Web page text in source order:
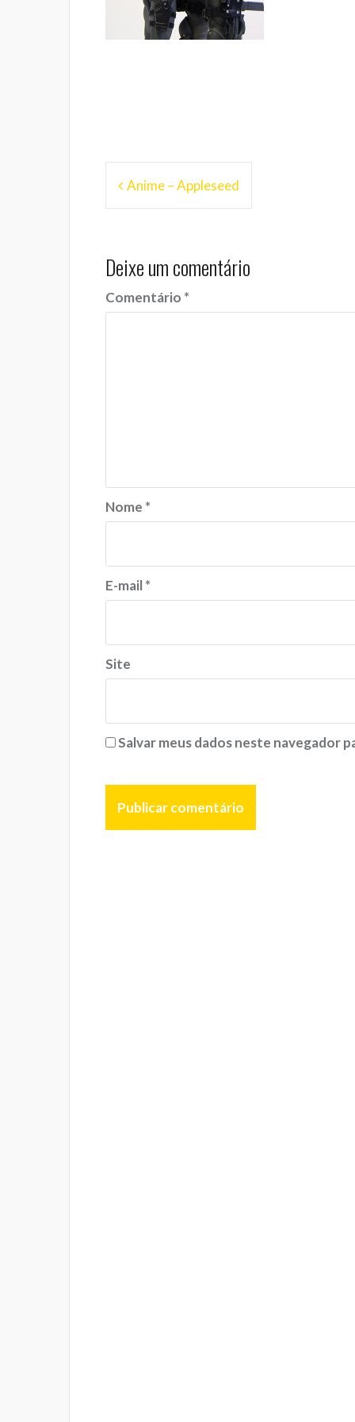
Navegação
Anime – Appleseed
Deixe um comentário
Comentário *
Nome *
E-mail*
Site
Salvar meus dados neste navegador